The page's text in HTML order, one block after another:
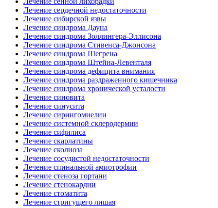
Лечение сердечной недостаточности
Лечение сибирской язвы
Лечение синдрома Дауна
Лечение синдрома Золлингера-Эллисона
Лечение синдрома Стивенса-Джонсона
Лечение синдрома Шегрена
Лечение синдрома Штейна-Левенталя
Лечение синдрома дефицита внимания
Лечение синдрома раздраженного кишечника
Лечение синдрома хронической усталости
Лечение синовита
Лечение синусита
Лечение сирингомиелии
Лечение системной склеродермии
Лечение сифилиса
Лечение скарлатины
Лечение сколиоза
Лечение сосудистой недостаточности
Лечение спинальной амиотрофии
Лечение стеноза гортани
Лечение стенокардии
Лечение стоматита
Лечение стригущего лишая